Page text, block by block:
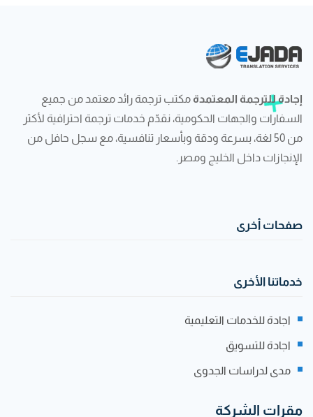
إجادة للترجمة المعتمدة مكتب ترجمة رائد معتمد من جميع
السفارات والجهات الحكومية، نقدّم خدمات ترجمة احترافية لأكثر
من 50 لغة، بسرعة ودقة وبأسعار تنافسية، مع سجل حافل من
الإنجازات داخل الخليج ومصر.
صفحات أخرى
خدماتنا الأخرى
اجادة للخدمات التعليمية
اجادة للتسويق
مدى لدراسات الجدوى
مقرات الشركة